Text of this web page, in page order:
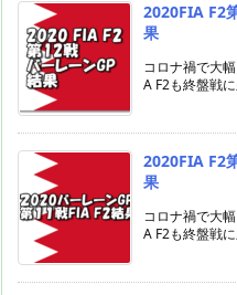
2020FIA F2
果
コロナ禍で大
A F2も終盤戦
2020FIA F2
果
コロナ禍で大
A F2も終盤戦